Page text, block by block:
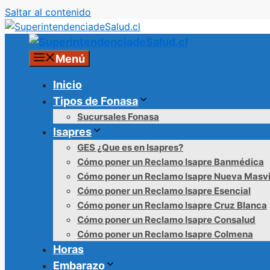
Saltar al contenido
Menú
Inicio
Tipos de Fonasa
Sucursales Fonasa
Isapres
GES ¿Que es en Isapres?
Cómo poner un Reclamo Isapre Banmédica
Cómo poner un Reclamo Isapre Nueva
Cómo poner un Reclamo Isapre Esencial
Cómo poner un Reclamo Isapre Cruz Blanca
Cómo poner un Reclamo Isapre Consalud
Cómo poner un Reclamo Isapre Colmena
Horas
Embarazo